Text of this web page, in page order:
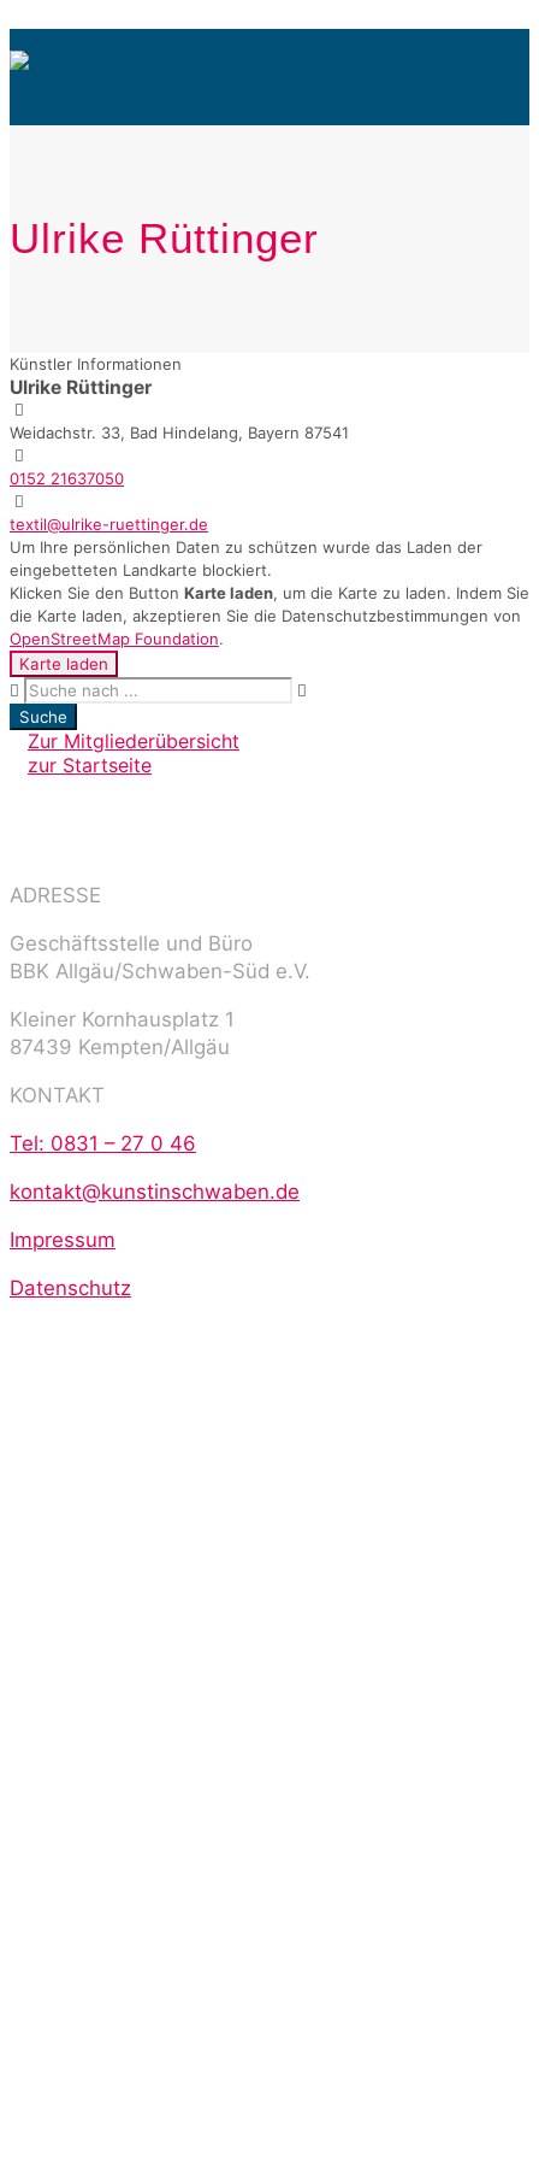
Ulrike Rüttinger
Künstler Informationen
Ulrike Rüttinger
Weidachstr. 33, Bad Hindelang, Bayern 87541
0152 21637050
textil@ulrike-ruettinger.de
Um Ihre persönlichen Daten zu schützen wurde das Laden der
eingebetteten Landkarte blockiert.
Klicken Sie den Button Karte laden, um die Karte zu laden. Indem Sie
die Karte laden, akzeptieren Sie die Datenschutzbestimmungen von
OpenStreetMap Foundation.
Karte laden
Suche
Zur Mitgliederübersicht
zur Startseite
ADRESSE
Geschäftsstelle und Büro
BBK Allgäu/Schwaben-Süd e.V.
Kleiner Kornhausplatz 1
87439 Kempten/Allgäu
KONTAKT
Tel: 0831 – 27 0 46
kontakt@kunstinschwaben.de
Impressum
Datenschutz